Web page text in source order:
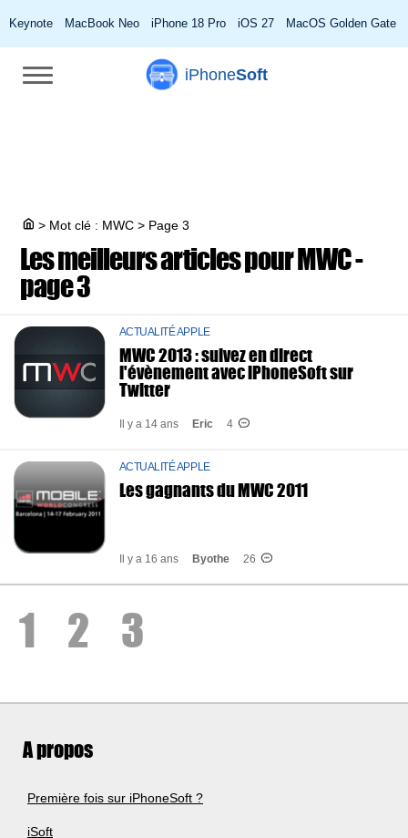
Keynote MacBook Neo iPhone 18 Pro iOS 27 MacOS Golden Gate
iPhoneSoft
> Mot clé : MWC> Page 3
Les meilleurs articles pourMWC -
page 3
ACTUALITÉ APPLE
MWC 2013 : suivez en direct
l'évènement avec iPhoneSoft sur
Twitter
Il y a 14 ans Eric 4
ACTUALITÉ APPLE
Les gagnants du MWC 2011
Il y a 16 ans Byothe 26
1 2 3
A propos
Première fois sur iPhoneSoft ?
iSoft